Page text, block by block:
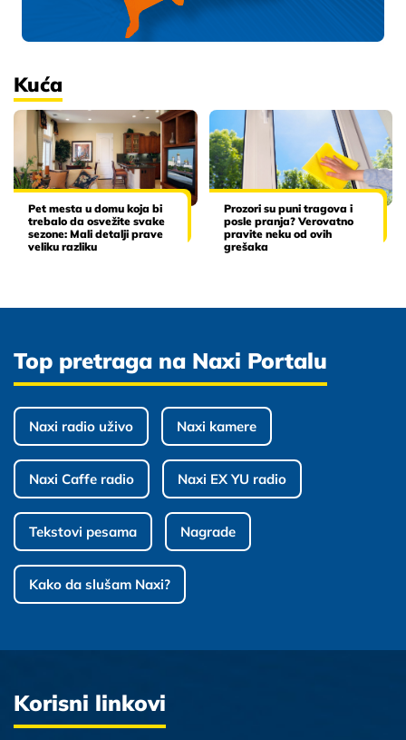
Kuća
Pet mesta u domu koja bi
trebalo da osvežite svake
sezone: Mali detalji prave
veliku razliku
Prozori su puni tragova i
posle pranja? Verovatno
pravite neku od ovih
grešaka
Top pretraga na Naxi Portalu
Naxi radio uživo Naxi kamere
Naxi Caffe radio Naxi EX YU radio
Tekstovi pesama Nagrade
Kako da slušam Naxi?
Korisni linkovi